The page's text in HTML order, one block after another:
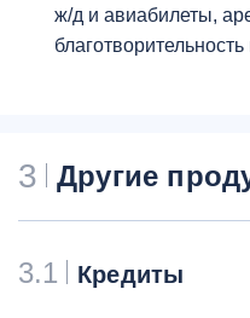
ж/д и авиабилеты,
благотворительность
3 Другие
3.1 Кредиты